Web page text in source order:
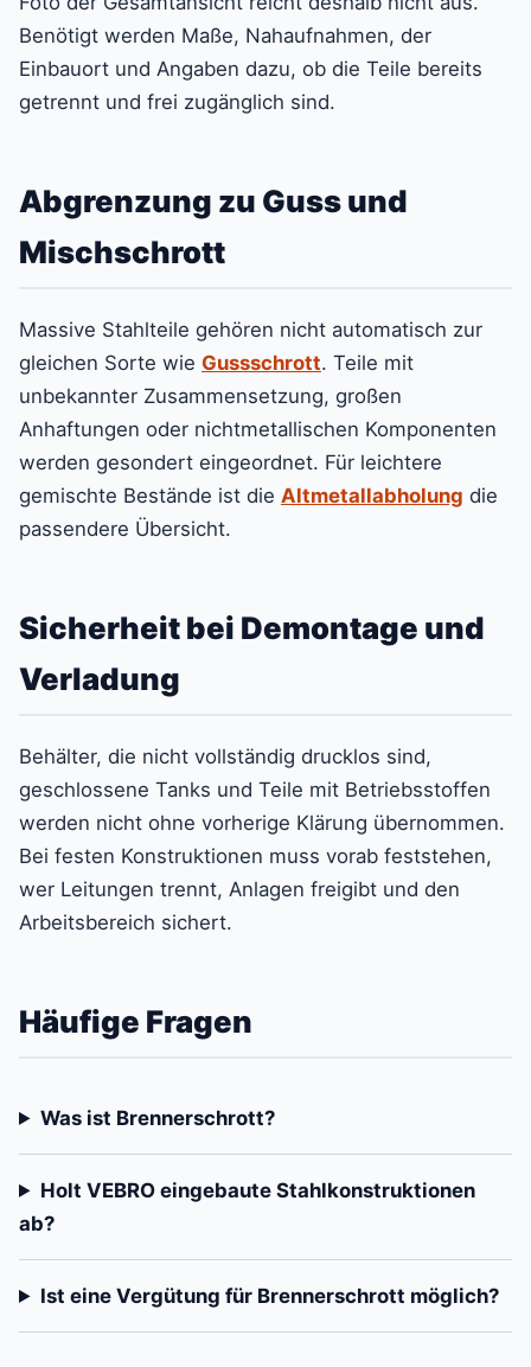
Benötigt werden Maße, Nahaufnahmen, der
Einbauort und Angaben dazu, ob die Teile bereits
getrennt und frei zugänglich sind.
Abgrenzung zu Guss und
Mischschrott
Massive Stahlteile gehören nicht automatisch zur
gleichen Sorte wie Gussschrott. Teile mit
unbekannter Zusammensetzung, großen
Anhaftungen oder nichtmetallischen Komponenten
werden gesondert eingeordnet. Für leichtere
gemischte Bestände ist die Altmetallabholung die
passendere Übersicht.
Sicherheit bei Demontage und
Verladung
Behälter, die nicht vollständig drucklos sind,
geschlossene Tanks und Teile mit Betriebsstoffen
werden nicht ohne vorherige Klärung übernommen.
Bei festen Konstruktionen muss vorab feststehen,
wer Leitungen trennt, Anlagen freigibt und den
Arbeitsbereich sichert.
Häufige Fragen
Was ist Brennerschrott?
Holt VEBRO eingebaute Stahlkonstruktionen
ab?
Ist eine Vergütung für Brennerschrott möglich?